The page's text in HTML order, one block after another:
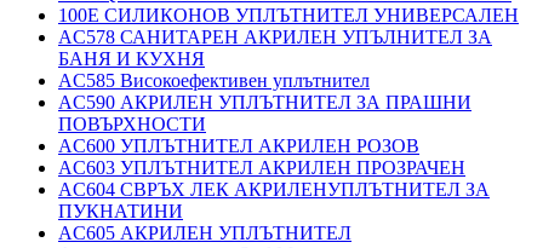
100E СИЛИКОНОВ УПЛЪТНИТЕЛ УНИВЕРСАЛЕН
AC578 САНИТАРЕН АКРИЛЕН УПЪЛНИТЕЛ ЗА
БАНЯ И КУХНЯ
AC585 Високоефективен уплътнител
AC590 АКРИЛЕН УПЛЪТНИТЕЛ ЗА ПРАШНИ
ПОВЪРХНОСТИ
AC600 УПЛЪТНИТЕЛ АКРИЛЕН РОЗОВ
AC603 УПЛЪТНИТЕЛ АКРИЛЕН ПРОЗРАЧЕН
AC604 СВРЪХ ЛЕК АКРИЛЕНУПЛЪТНИТЕЛ ЗА
ПУКНАТИНИ
AC605 АКРИЛЕН УПЛЪТНИТЕЛ